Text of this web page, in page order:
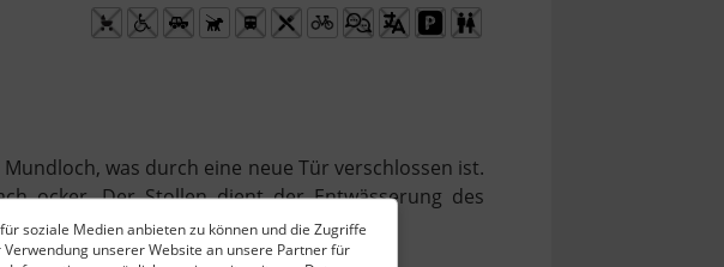
soziale Medien anbieten zu können und die Zugriffe
unserer Website an unsere Partner für
was durch eine neue Tür verschlossen ist.
ocker. Der Stollen dient der Entwässerung des